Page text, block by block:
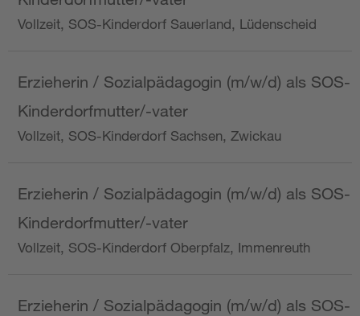
Vollzeit, SOS-Kinderdorf Sauerland, Lüdenscheid
Erzieherin / Sozialpädagogin (m/w/d) als SOS-
Kinderdorfmutter/-vater
Vollzeit, SOS-Kinderdorf Sachsen, Zwickau
Erzieherin / Sozialpädagogin (m/w/d) als SOS-
Kinderdorfmutter/-vater
Vollzeit, SOS-Kinderdorf Oberpfalz, Immenreuth
Erzieherin / Sozialpädagogin (m/w/d) als SOS-